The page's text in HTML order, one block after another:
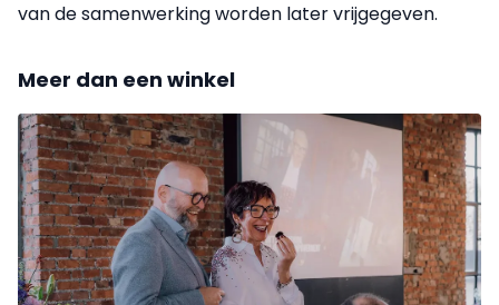
van de samenwerking worden later vrijgegeven.
Meer dan een winkel